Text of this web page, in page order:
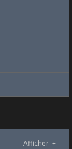
Afficher +